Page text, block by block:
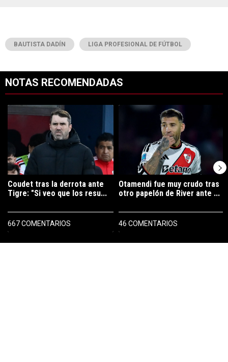
BAUTISTA DADÍN LIGA PROFESIONAL DE FÚTBOL
NOTAS RECOMENDADAS
PUBLICIDAD
Un artículo de tendencia con el título "Coudet tras la derrota ante
Coudet tras la derrota ante
Tigre: "Si veo que los resu...
667 COMENTARIOS
Un artículo de tendencia con el
Otamendi fue muy crudo tras
otro papelón de River ante ...
46 COMENTARIOS